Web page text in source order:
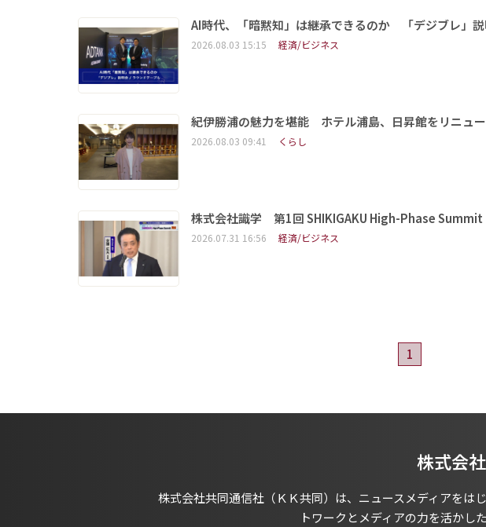
AI時代、「暗黙知」は継承できるのか 「デジブレ」
2026.08.03 15:15 経済/ビジネス
紀伊勝浦の魅力を堪能 ホテル浦島、日昇館をリニュ
2026.08.03 09:41 くらし
株式会社識学 第1回 SHIKIGAKU High-Phase Summit
2026.07.31 16:56 経済/ビジネス
1
株式会
株式会社共同通信社（ＫＫ共同）は、ニュースメディアをは
トワークとメディアの力を活かし